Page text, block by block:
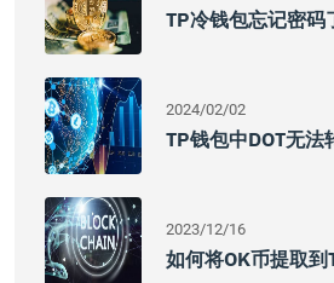
TP冷钱包忘记密码
2024/02/02
TP钱包中DOT无法
2023/12/16
如何将OK币提取到